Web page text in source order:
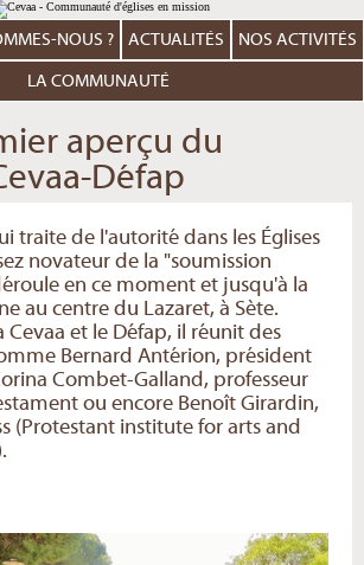
NOUS ? ACTUALITÉS NOS ACTIVITÉS
LA COMMUNAUTÉ
aperçu du
Défap
traite de l'autorité dans les Églises
novateur de la "soumission
en ce moment et jusqu'à la
au centre du Lazaret, à Sète.
Cevaa et le Défap, il réunit des
Bernard Antérion, président
Combet-Galland, professeur
ou encore Benoît Girardin,
(Protestant institute for arts and